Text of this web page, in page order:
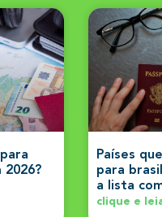
2026?
Países
para
a lista
clique e